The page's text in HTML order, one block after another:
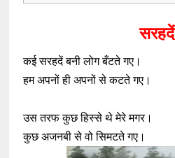
सरहदें
कई सरहदें बनी लोग बँटते गए।
हम अपनों ही अपनों से कटते गए।
उस तरफ कुछ हिस्से थे मेरे मगर।
कुछ अजनबी से वो सिमटते गए।